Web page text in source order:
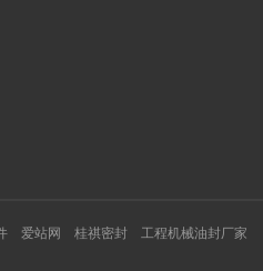
爱站网 桂祺密封 工程机械油封厂家